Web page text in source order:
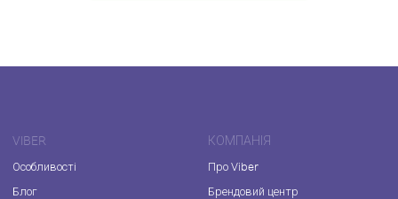
VIBER
Особливості
Блог
КОМПАНІЯ
Про Viber
Брендовий центр